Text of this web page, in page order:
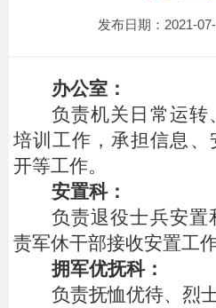
发布日期：2021-
办公室：
负责机关日常运转
培训工作，承担信息
开等工作。
安置科：
负责退役士兵安置
责军休干部接收安置工作
拥军优抚科：
负责抚恤优待、烈